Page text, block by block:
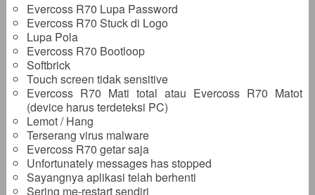
Evercoss R70 Lupa Password
Evercoss R70 Stuck di Logo
Lupa Pola
Evercoss R70 Bootloop
Softbrick
Touch screen tidak sensitive
Evercoss R70 Mati total atau Evercoss R70 Matot
(device harus terdeteksi PC)
Lemot / Hang
Terserang virus malware
Evercoss R70 getar saja
Unfortunately messages has stopped
Sayangnya aplikasi telah berhenti
Sering me-restart sendiri